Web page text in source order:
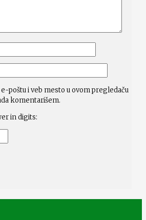
e-poštu i veb mesto u ovom pregledaču
komentarišem.
in digits: